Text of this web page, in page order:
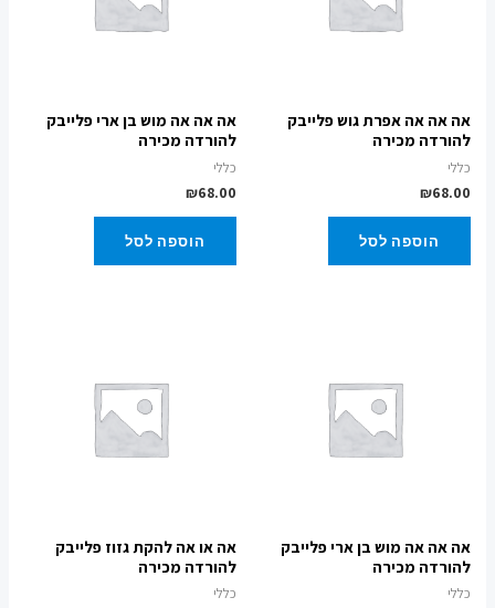
אה אה אה אפרת גוש פלייבק
להורדה מכירה
כללי
₪68.00
הוספה לסל
אה אה אה מוש בן ארי פלייבק
להורדה מכירה
כללי
₪68.00
הוספה לסל
אה אה אה מוש בן ארי פלייבק
להורדה מכירה
כללי
אה או אה להקת גזוז פלייבק
להורדה מכירה
כללי